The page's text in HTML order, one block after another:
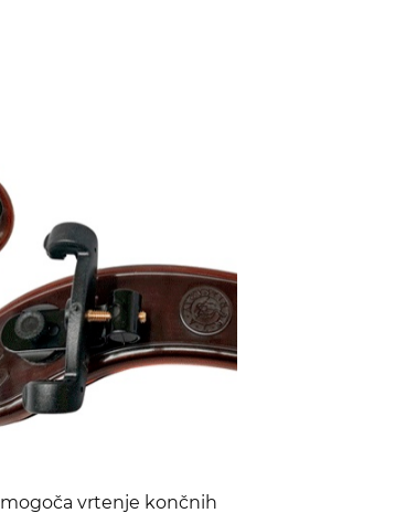
vrtenje končnih